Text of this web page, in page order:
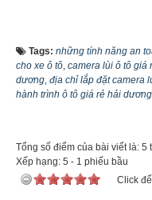
Tags: những tính năng an
cho xe ô tô, camera lùi ô tô giá
dương, địa chỉ lắp đặt camera
hành trình ô tô giá rẻ hải dương
Tổng số điểm của bài viết là: 5
Xếp hạng: 5 - 1 phiếu bầu
Click